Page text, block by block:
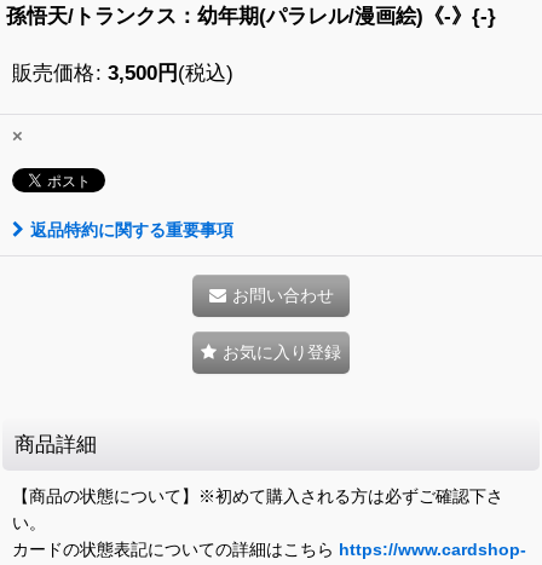
孫悟天/トランクス：幼年期(パラレル/漫画絵)《-》{-}
販売価格: 3,500円 (税込)
×
返品特約に関する重要事項
お問い合わせ
お気に入り登録
商品詳細
【商品の状態について】※初めて購入される方は必ずご確認下さ
い。
カードの状態表記についての詳細はこちら https://www.cardshop-